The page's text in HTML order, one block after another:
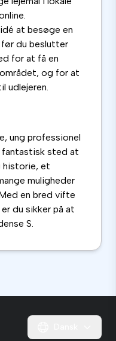
at besøge en
du beslutter
for at få en
og for at
udlejeren.
ung professionel
fantastisk sted at
historie, et
muligheder
en bred vifte
du sikker på at
S.